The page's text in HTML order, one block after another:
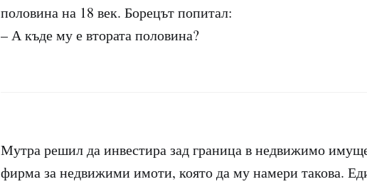
половина на 18 век. Борецът попитал:
– А къде му е втората половина?
Мутра решил да инвестира зад граница в недвижимо
фирма за недвижими имоти, която да му намери такова.